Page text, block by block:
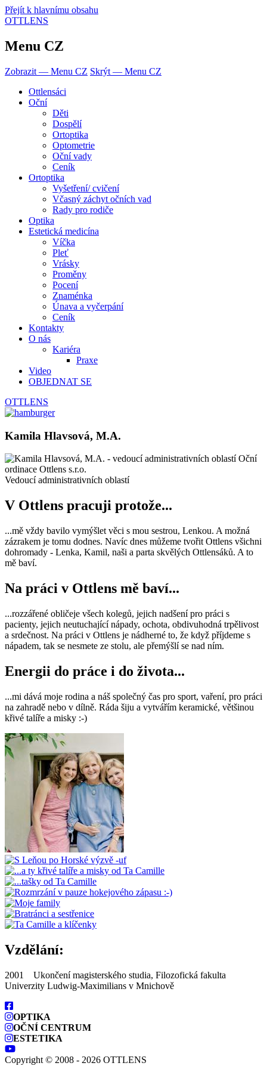
Přejít k hlavnímu obsahu
OTTLENS
Menu CZ
Zobrazit — Menu CZ Skrýt — Menu CZ
Ottlensáci
Oční
Děti
Dospělí
Ortoptika
Optometrie
Oční vady
Ceník
Ortoptika
Vyšetření/ cvičení
Včasný záchyt očních vad
Rady pro rodiče
Optika
Estetická medicína
Víčka
Pleť
Vrásky
Proměny
Pocení
Znaménka
Únava a vyčerpání
Ceník
Kontakty
O nás
Kariéra
Praxe
Video
OBJEDNAT SE
OTTLENS
Kamila Hlavsová, M.A.
Vedoucí administrativních oblastí
V Ottlens pracuji protože...
...mě vždy bavilo vymýšlet věci s mou sestrou, Lenkou. A možná
zázrakem je tomu dodnes. Navíc dnes můžeme tvořit Ottlens všichni
dohromady - Lenka, Kamil, naši a parta skvělých Ottlensáků. A to
mě baví.
Na práci v Ottlens mě baví...
...rozzářené obličeje všech kolegů, jejich nadšení pro práci s
pacienty, jejich neutuchající nápady, ochota, obdivuhodná trpělivost
a srdečnost. Na práci v Ottlens je nádherné to, že když příjdeme s
nápadem, tak se nesmete ze stolu, ale přemýšlí se nad ním.
Energii do práce i do života...
...mi dává moje rodina a náš společný čas pro sport, vaření, pro práci
na zahradě nebo v dílně. Ráda šiju a vytvářím keramické, většinou
křivé talíře a misky :-)
Vzdělání:
2001 Ukončení magisterského studia, Filozofická fakulta
Univerzity Ludwig-Maximilians v Mnichově
OPTIKA
OČNÍ CENTRUM
ESTETIKA
Copyright © 2008 - 2026 OTTLENS